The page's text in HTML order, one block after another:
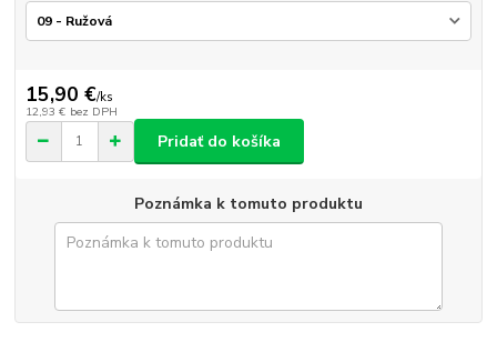
15,90 €/ks
12,93 € bez DPH
Pridať do košíka
Poznámka k tomuto produktu